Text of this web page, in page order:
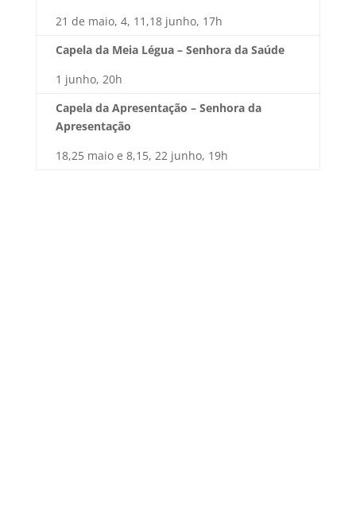
21 de maio, 4, 11,18 junho, 17h
Capela da Meia Légua – Senhora da Saúde
1 junho, 20h
Capela da Apresentação – Senhora da
Apresentação
18,25 maio e 8,15, 22 junho, 19h